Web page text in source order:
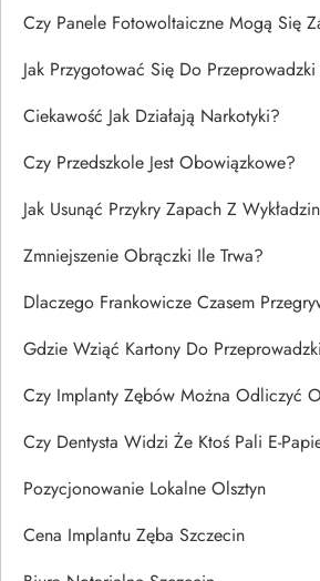
Czy Panele Fotowoltaiczne Mogą Się
Jak Przygotować Się Do
Ciekawość Jak Działają Narkotyki?
Czy Przedszkole Jest Obowiązkowe?
Jak Usunąć Przykry Zapach Z
Zmniejszenie Obrączki Ile Trwa?
Dlaczego Frankowicze Czasem
Gdzie Wziąć Kartony Do
Czy Implanty Zębów Można Odliczyć
Czy Dentysta Widzi Że Ktoś Pali E-
Pozycjonowanie Lokalne Olsztyn
Cena Implantu Zęba Szczecin